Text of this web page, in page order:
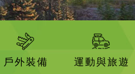
戶外裝備 運動與旅遊